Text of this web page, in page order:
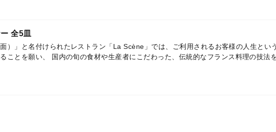
全5皿
）」と名付けられたレストラン「La Scène」では、ご利用されるお客様の人生とい
ことを願い、 国内の旬の食材や生産者にこだわった、伝統的なフランス料理の技法